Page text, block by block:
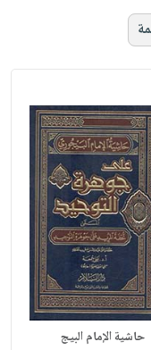
حاشية الإمام البيج